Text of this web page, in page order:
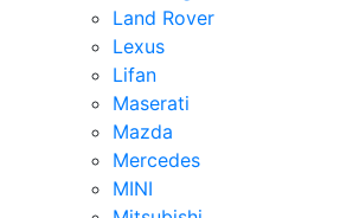
Land Rover
Lexus
Lifan
Maserati
Mazda
Mercedes
MINI